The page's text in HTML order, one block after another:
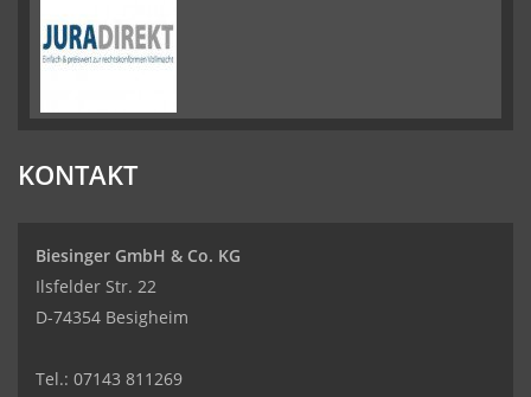
KONTAKT
Biesinger GmbH & Co. KG
Ilsfelder Str. 22
D-74354 Besigheim
Tel.: 07143 811269